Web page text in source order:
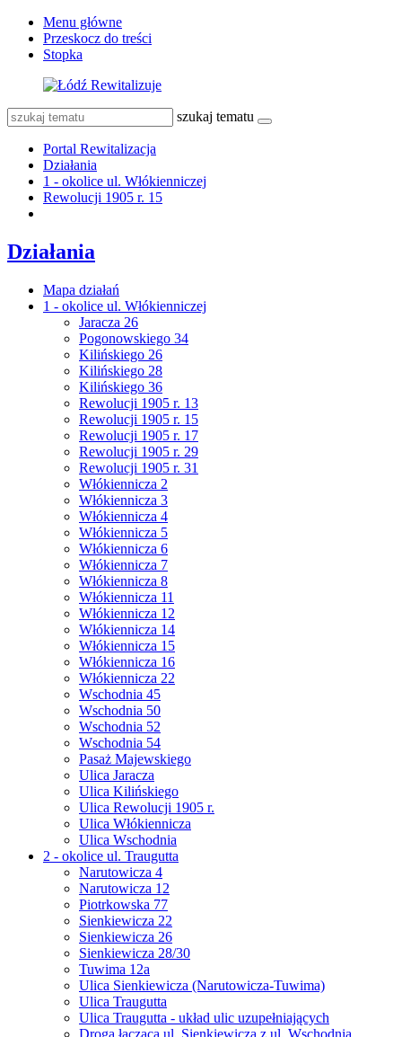
Menu główne
Przeskocz do treści
Stopka
szukaj tematu
Portal Rewitalizacja
Działania
1 - okolice ul. Włókienniczej
Rewolucji 1905 r. 15
Działania
Mapa działań
1 - okolice ul. Włókienniczej
Jaracza 26
Pogonowskiego 34
Kilińskiego 26
Kilińskiego 28
Kilińskiego 36
Rewolucji 1905 r. 13
Rewolucji 1905 r. 15
Rewolucji 1905 r. 17
Rewolucji 1905 r. 29
Rewolucji 1905 r. 31
Włókiennicza 2
Włókiennicza 3
Włókiennicza 4
Włókiennicza 5
Włókiennicza 6
Włókiennicza 7
Włókiennicza 8
Włókiennicza 11
Włókiennicza 12
Włókiennicza 14
Włókiennicza 15
Włókiennicza 16
Włókiennicza 22
Wschodnia 45
Wschodnia 50
Wschodnia 52
Wschodnia 54
Pasaż Majewskiego
Ulica Jaracza
Ulica Kilińskiego
Ulica Rewolucji 1905 r.
Ulica Włókiennicza
Ulica Wschodnia
2 - okolice ul. Traugutta
Narutowicza 4
Narutowicza 12
Piotrkowska 77
Sienkiewicza 22
Sienkiewicza 26
Sienkiewicza 28/30
Tuwima 12a
Ulica Sienkiewicza (Narutowicza-Tuwima)
Ulica Traugutta
Ulica Traugutta - układ ulic uzupełniających
Droga łącząca ul. Sienkiewicza z ul. Wschodnią